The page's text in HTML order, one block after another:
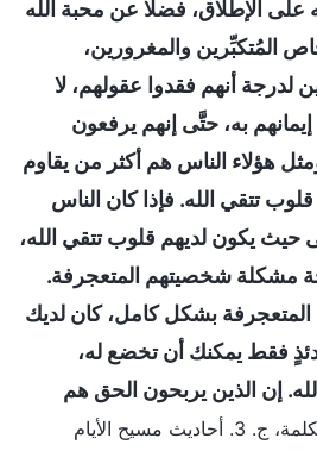
على الإطلاق، فضلًا عن محبة الله
المُتكبِّرين والمغرورين،
لدرجة أنهم فقدوا عقولهم، لا
به، حتَّى إنهم يرفعون
هؤلاء الناس هم أكثر من يقاوم
تتقي الله. فإذا كان الناس
حيث يكون لديهم قلوب تتقي الله،
مشكلة شخصيتهم المتعجرفة.
بشكل كامل، كان لديك
فقط يمكنك أن تخضع له،
إن الذين يربحون الحق هم
(الكلمة، ج. 3. أحاديث مسيح الأيام